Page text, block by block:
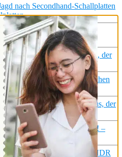
nach Secondhand-Schallplatten
Die Hrubeschs beim
| NDR Doku
am Möhnesee | Rute raus, der
der Alpen #ndr #doku #fischen
und Aal | Rute raus, der
| Rute raus, der Spaß beginnt! –
I Polizeistreife Nord (6/8) | NDR